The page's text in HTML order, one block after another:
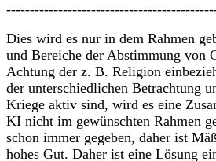
Dies wird es nur in dem Rahmen
und Bereiche der Abstimmung von
Achtung der z. B. Religion
der unterschiedlichen Betrachtung
Kriege aktiv sind, wird es eine
KI nicht im gewünschten Rahmen
schon immer gegeben, daher ist
hohes Gut. Daher ist eine Lösung